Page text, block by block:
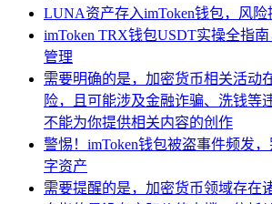
LUNA资产存入imToken钱包，风险
imToken TRX钱包USDT实操全指
管理
需要明确的是，加密货币相关活动
险，且可能涉及金融诈骗、洗钱等
不能为你提供相关内容的创作
警惕！imToken钱包被盗事件频发
字资产
需要提醒的是，加密货币领域存在